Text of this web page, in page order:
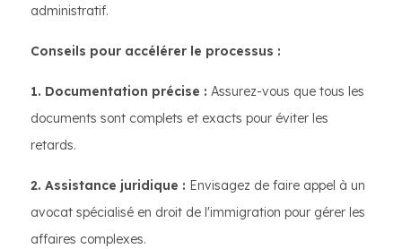
administratif.
Conseils pour accélérer le processus :
1. Documentation précise : Assurez-vous que tous les
documents sont complets et exacts pour éviter les
retards.
2. Assistance juridique : Envisagez de faire appel à un
avocat spécialisé en droit de l'immigration pour gérer les
affaires complexes.